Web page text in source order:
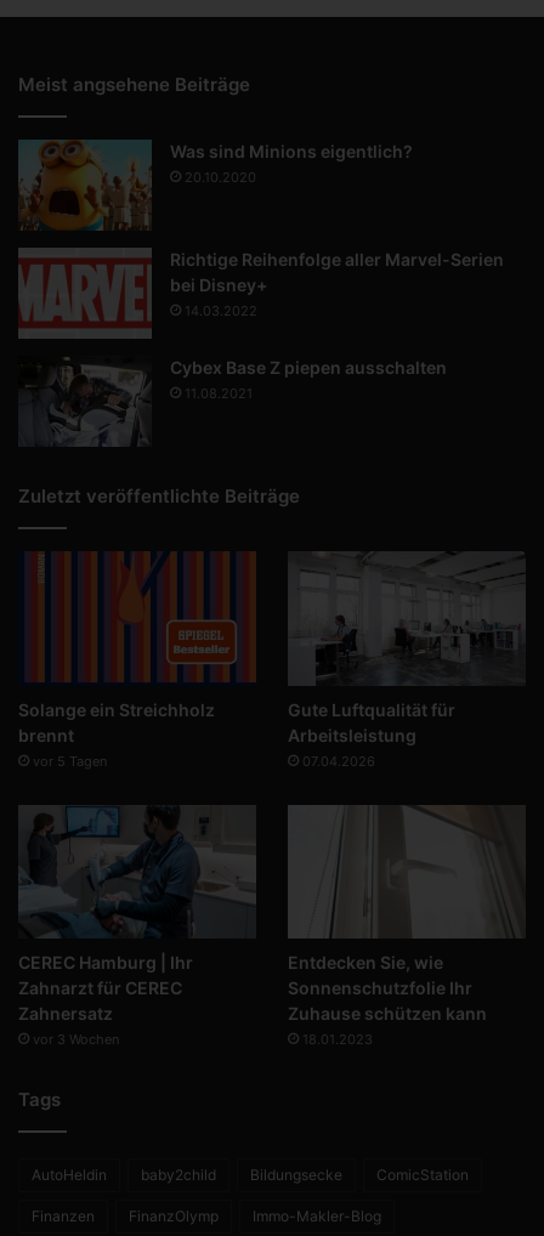
Meist angsehene Beiträge
Was sind Minions eigentlich?
20.10.2020
Richtige Reihenfolge aller Marvel-Serien
bei Disney+
14.03.2022
Cybex Base Z piepen ausschalten
11.08.2021
Zuletzt veröffentlichte Beiträge
Solange ein Streichholz
brennt
vor 5 Tagen
Gute Luftqualität für
Arbeitsleistung
07.04.2026
CEREC Hamburg | Ihr
Zahnarzt für CEREC
Zahnersatz
vor 3 Wochen
Entdecken Sie, wie
Sonnenschutzfolie Ihr
Zuhause schützen kann
18.01.2023
Tags
AutoHeldin baby2child Bildungsecke ComicStation
Finanzen FinanzOlymp Immo-Makler-Blog